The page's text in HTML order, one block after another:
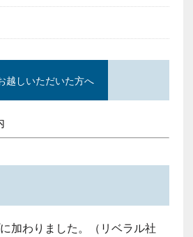
越しいただいた方へ
加わりました。（リベラル社